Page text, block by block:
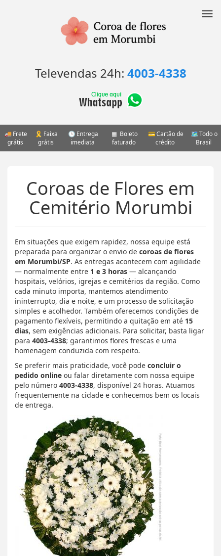
Televendas 24h: 4003-4338
Frete
grátis
Faixa
grátis
Entrega
imediata
Boleto
faturado
Cartão de
crédito
Todo o
Brasil
Coroas de Flores em
Cemitério Morumbi
Em situações que exigem rapidez, nossa equipe está
preparada para organizar o envio de coroas de flores
em Morumbi/SP. As entregas acontecem com agilidade
— normalmente entre 1 e 3 horas — alcançando
hospitais, velórios, igrejas e cemitérios da região. Como
cada minuto importa, mantemos atendimento
ininterrupto, dia e noite, e um processo de solicitação
simples e acolhedor. Também oferecemos condições de
pagamento flexíveis, permitindo a quitação em até 15
dias, sem exigências adicionais. Para solicitar, basta ligar
para 4003-4338; garantimos flores frescas e uma
homenagem conduzida com respeito.
Se preferir mais praticidade, você pode concluir o
pedido online ou falar diretamente com nossa equipe
pelo número 4003-4338, disponível 24 horas. Atuamos
frequentemente na cidade e conhecemos bem os locais
de entrega.